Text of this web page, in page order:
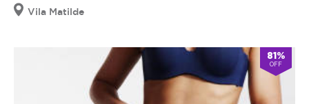
Vila Matilde
81%
OFF